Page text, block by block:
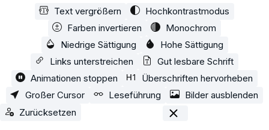
Zum Hauptinhalt springen
Text vergrößern
Hochkontrastmodus
Farben invertieren
Monochrom
Niedrige Sättigung
Hohe Sättigung
Links unterstreichen
Gut lesbare Schrift
Animationen stoppen
Überschriften hervorheben
Großer Cursor
Leseführung
Bilder ausblenden
Zurücksetzen